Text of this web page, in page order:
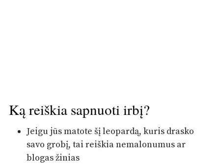
Ką reiškia sapnuoti irbį?
Jeigu jūs matote šį leopardą, kuris drasko
savo grobį, tai reiškia nemalonumus ar
blogas žinias